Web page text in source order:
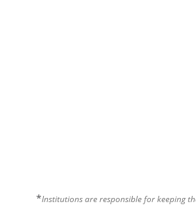
*Institutions are responsible for keeping